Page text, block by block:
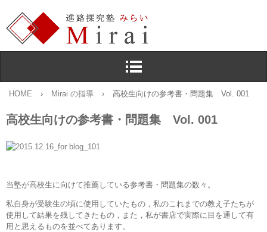
HOME › Mirai の指導 › 高校生向けの参考書・問題集 Vol. 001
高校生向けの参考書・問題集 Vol. 001
当塾が高校生に向けて推薦している参考書・問題集の数々。
私自身が受験生の頃に使用していたもの，私のこれまでの教え子たちが
使用して結果を残してきたもの，また，私が書店で実際に目を通して有
用と思えるものを並べてあります。